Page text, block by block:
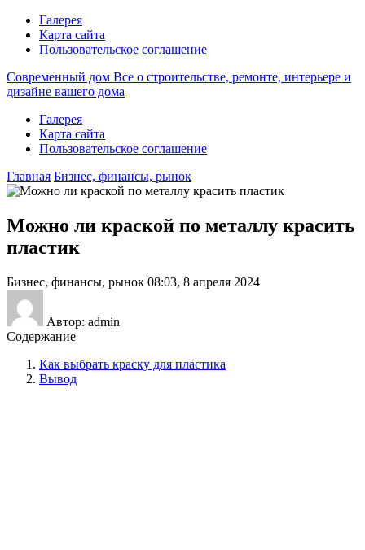
Галерея
Карта сайта
Пользовательское соглашение
Современный дом Все о строительстве, ремонте, интерьере и
дизайне вашего дома
Галерея
Карта сайта
Пользовательское соглашение
Главная Бизнес, финансы, рынок
Можно ли краской по металлу красить
пластик
Бизнес, финансы, рынок 08:03, 8 апреля 2024
Автор: admin
Содержание
Как выбрать краску для пластика
Вывод